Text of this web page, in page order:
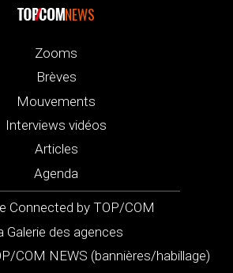
NEWS
Zooms
Brèves
Mouvements
Interviews vidéos
Articles
Agenda
Connected by TOP/COM
Galerie des agences
COM NEWS (bannières/habillage)